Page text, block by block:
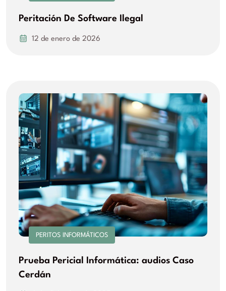
Peritación De Software Ilegal
12 de enero de 2026
PERITOS INFORMÁTICOS
Prueba Pericial Informática: audios Caso
Cerdán